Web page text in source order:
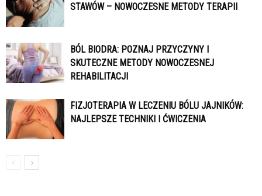
STAWÓW – NOWOCZESNE METODY TERAPII
BÓL BIODRA: POZNAJ PRZYCZYNY I
SKUTECZNE METODY NOWOCZESNEJ
REHABILITACJI
FIZJOTERAPIA W LECZENIU BÓLU JAJNIKÓW:
NAJLEPSZE TECHNIKI I ĆWICZENIA